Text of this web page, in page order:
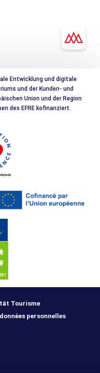
Entwicklung und digitale
und der Kunden- und
Union und der Region
des EFRE kofinanziert.
Tourisme
personnelles